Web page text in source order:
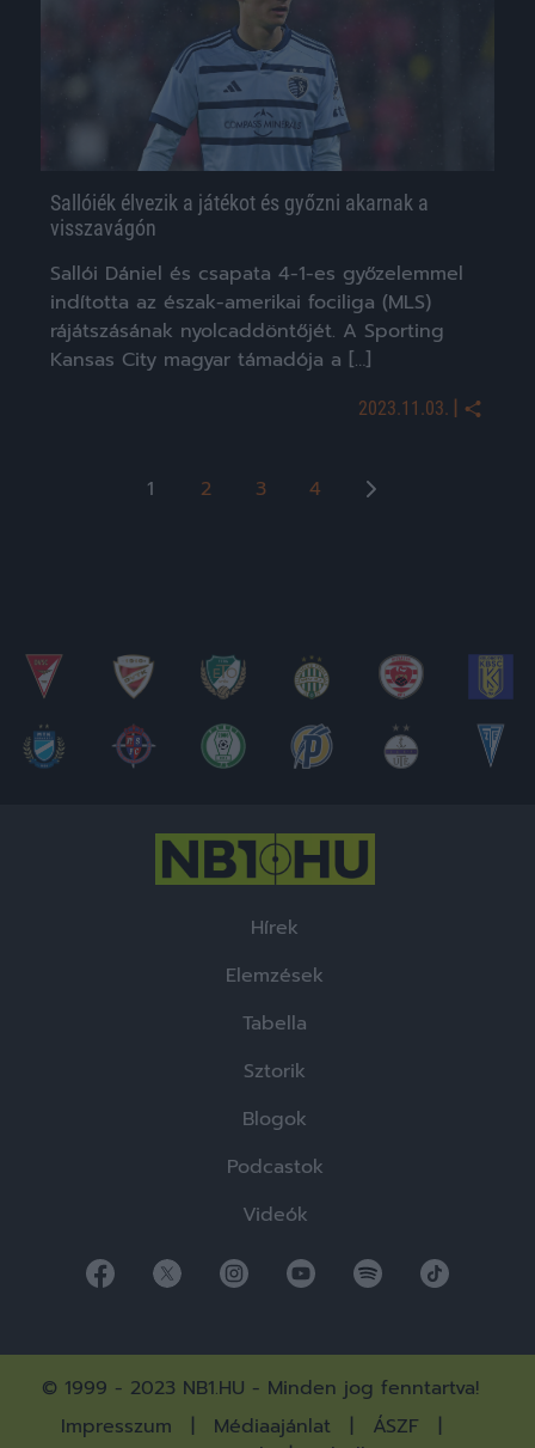
Sallóiék élvezik a játékot és győzni akarnak a
visszavágón
Sallói Dániel és csapata 4-1-es győzelemmel
indította az észak-amerikai fociliga (MLS)
rájátszásának nyolcaddöntőjét. A Sporting
Kansas City magyar támadója a […]
2023.11.03. |
Bejegyzések
1 2 3 4
Hírek
Elemzések
Tabella
Sztorik
Blogok
Podcastok
Videók
© 1999 - 2023 NB1.HU - Minden jog fenntartva!
Impresszum
Médiaajánlat
ÁSZF